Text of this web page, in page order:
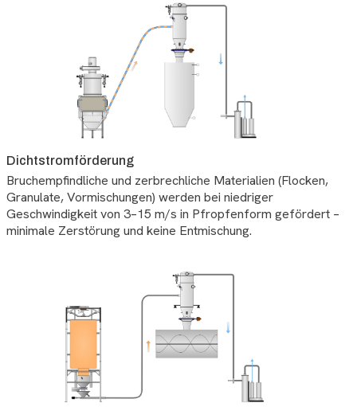
Dichtstromförderung
Bruchempfindliche und zerbrechliche Materialien (Flocken,
Granulate, Vormischungen) werden bei niedriger
Geschwindigkeit von 3–15 m/s in Pfropfenform gefördert –
minimale Zerstörung und keine Entmischung.